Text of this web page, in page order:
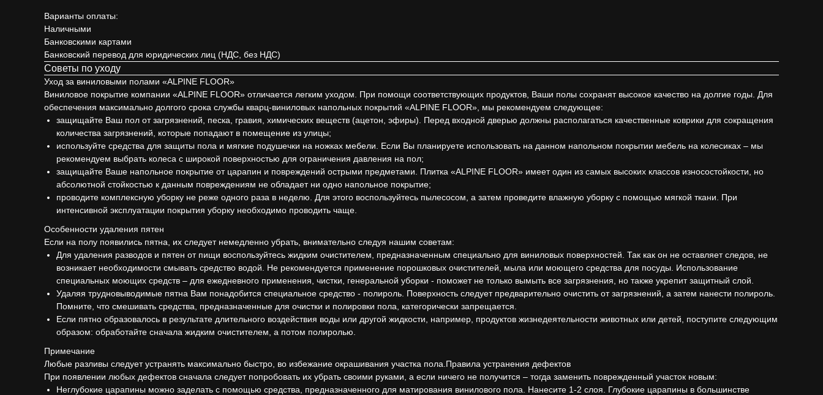
Варианты оплаты:
Наличными
Банковскими картами
Банковский перевод для юридических лиц (НДС, без НДС)
Советы по уходу
Уход за виниловыми полами «ALPINE FLOOR»
Виниловое покрытие компании «ALPINE FLOOR» отличается легким уходом. При помощи соответствующих продуктов, Ваши полы сохранят высокое качество на долгие годы. Для
обеспечения максимально долгого срока службы кварц-виниловых напольных покрытий «ALPINE FLOOR», мы рекомендуем следующее:
защищайте Ваш пол от загрязнений, песка, гравия, химических веществ (ацетон, эфиры). Перед входной дверью должны располагаться качественные коврики для сокращения
количества загрязнений, которые попадают в помещение из улицы;
используйте средства для защиты пола и мягкие подушечки на ножках мебели. Если Вы планируете использовать на данном напольном покрытии мебель на колесиках – мы
рекомендуем выбрать колеса с широкой поверхностью для ограничения давления на пол;
защищайте Ваше напольное покрытие от царапин и повреждений острыми предметами. Плитка «ALPINE FLOOR» имеет один из самых высоких классов износостойкости, но
абсолютной стойкостью к данным повреждениям не обладает ни одно напольное покрытие;
проводите комплексную уборку не реже одного раза в неделю. Для этого воспользуйтесь пылесосом, а затем проведите влажную уборку с помощью мягкой ткани. При
интенсивной эксплуатации покрытия уборку необходимо проводить чаще.
Особенности удаления пятен
Если на полу появились пятна, их следует немедленно убрать, внимательно следуя нашим советам:
Для удаления разводов и пятен от пищи воспользуйтесь жидким очистителем, предназначенным специально для виниловых поверхностей. Так как он не оставляет следов, не
возникает необходимости смывать средство водой. Не рекомендуется применение порошковых очистителей, мыла или моющего средства для посуды. Использование
специальных моющих средств – для ежедневного применения, чистки, генеральной уборки - поможет не только вымыть все загрязнения, но также укрепит защитный слой.
Удаляя трудновыводимые пятна Вам понадобится специальное средство - полироль. Поверхность следует предварительно очистить от загрязнений, а затем нанести полироль.
Помните, что смешивать средства, предназначенные для очистки и полировки пола, категорически запрещается.
Если пятно образовалось в результате длительного воздействия воды или другой жидкости, например, продуктов жизнедеятельности животных или детей, поступите следующим
образом: обработайте сначала жидким очистителем, а потом полиролью.
Примечание
Любые разливы следует устранять максимально быстро, во избежание окрашивания участка пола.Правила устранения дефектов
При появлении любых дефектов сначала следует попробовать их убрать своими руками, а если ничего не получится – тогда заменить поврежденный участок новым:
Неглубокие царапины можно заделать с помощью средства, предназначенного для матирования винилового пола. Нанесите 1-2 слоя. Глубокие царапины в большинстве